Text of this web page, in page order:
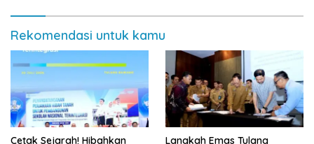
Rekomendasi untuk kamu
Cetak Sejarah! Hibahkan
Langkah Emas Tulang